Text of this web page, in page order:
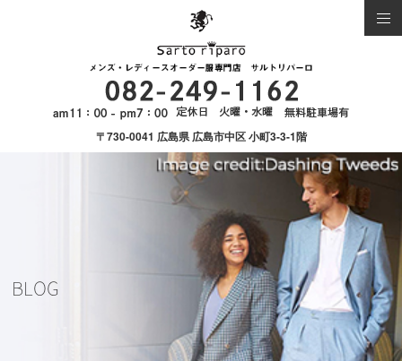
〒730-0041 広島県 広島市中区 小町3-3-1階
BLOG